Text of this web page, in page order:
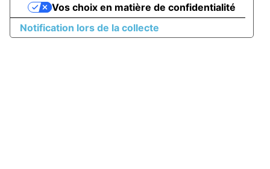
Notification lors de la collecte
Vos choix en matière de confidentialité